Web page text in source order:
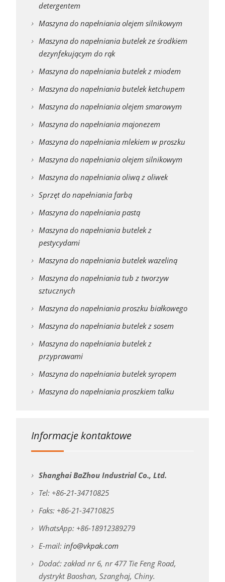
detergentem
Maszyna do napełniania olejem silnikowym
Maszyna do napełniania butelek ze środkiem
dezynfekującym do rąk
Maszyna do napełniania butelek z miodem
Maszyna do napełniania butelek ketchupem
Maszyna do napełniania olejem smarowym
Maszyna do napełniania majonezem
Maszyna do napełniania mlekiem w proszku
Maszyna do napełniania olejem silnikowym
Maszyna do napełniania oliwą z oliwek
Sprzęt do napełniania farbą
Maszyna do napełniania pastą
Maszyna do napełniania butelek z
pestycydami
Maszyna do napełniania butelek wazeliną
Maszyna do napełniania tub z tworzyw
sztucznych
Maszyna do napełniania proszku białkowego
Maszyna do napełniania butelek z sosem
Maszyna do napełniania butelek z
przyprawami
Maszyna do napełniania butelek syropem
Maszyna do napełniania proszkiem talku
Informacje kontaktowe
Shanghai BaZhou Industrial Co., Ltd.
Tel: +86-21-34710825
Faks: +86-21-34710825
WhatsApp: +86-18912389279
E-mail: info@vkpak.com
Dodać: zakład nr 6, nr 477 Tie Feng Road,
dystrykt Baoshan, Szanghaj, Chiny.